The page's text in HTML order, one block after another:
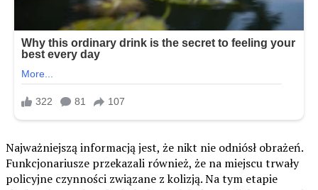
Najważniejszą informacją jest, że nikt nie odniósł obrażeń.
Funkcjonariusze przekazali również, że na miejscu trwały
policyjne czynności związane z kolizją. Na tym etapie